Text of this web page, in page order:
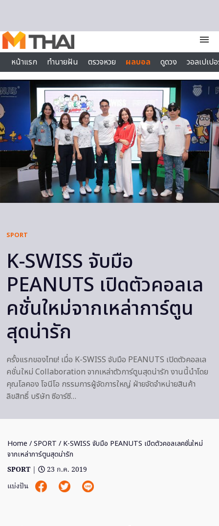
menu
หน้าแรก
ทำนายฝัน ตรวจหวย ผลบอล ดูดวง
วอลเปเป
ไลฟ์สไตล์
SPORT
K-SWISS จับมือ
PEANUTS เปิดตัวคอลเล
คชั่นใหม่จากเหล่าการ์ตูน
สุดน่ารัก
ครั้งแรกของไทย! เมื่อ K-SWISS จับมือ PEANUTS เปิดตัวคอลเล
คชั่นใหม่ Collaboration จากเหล่าตัวการ์ตูนสุดน่ารัก งานนี้นำโดย
คุณโลคอง โจนีโอ กรรมการผู้จัดการใหญ่ ฝ่ายจัดจำหน่ายสินค้า
ลิขสิทธิ์ บริษัท ซีอาร์ซี…
Home /SPORT / K-SWISS จับมือ PEANUTS เปิดตัวคอลเลคชั่นใหม่
จากเหล่าการ์ตูนสุดน่ารัก
SPORT |
23 ก.ค. 2019
แบ่งปัน